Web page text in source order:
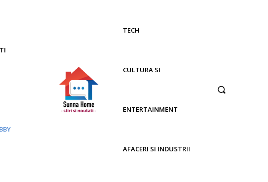
TECH
CULTURA SI
ENTERTAINMENT
AFACERI SI INDUSTRII